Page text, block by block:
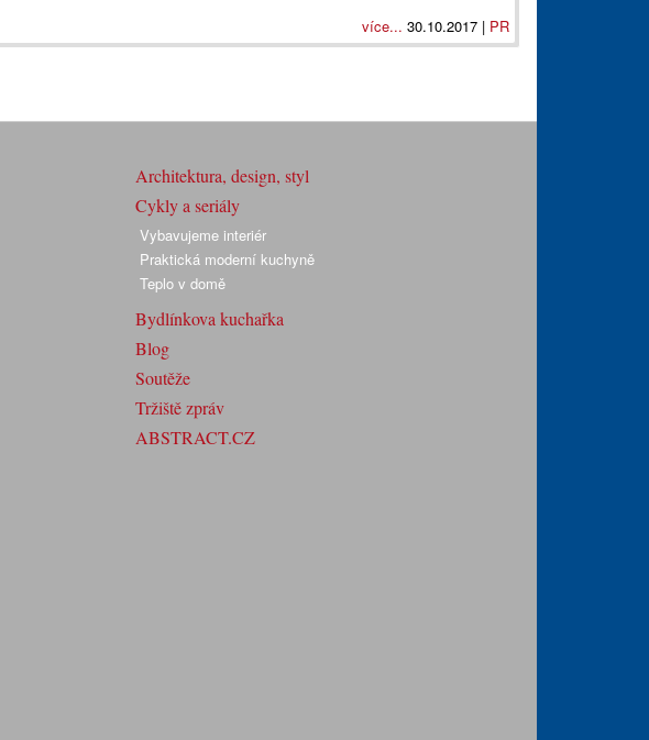
více... 30.10.2017 | PR
Architektura, design, styl
Cykly a seriály
Vybavujeme interiér
Praktická moderní kuchyně
Teplo v domě
Bydlínkova kuchařka
Blog
Soutěže
Tržiště zpráv
ABSTRACT.CZ